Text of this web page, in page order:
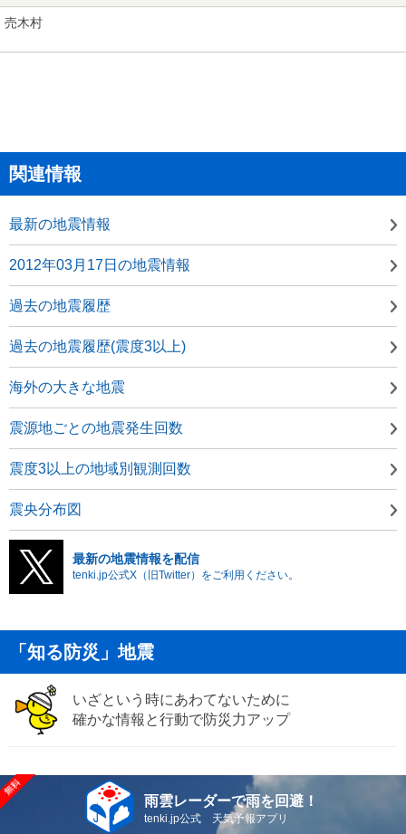
売木村
関連情報
最新の地震情報
2012年03月17日の地震情報
過去の地震履歴
過去の地震履歴(震度3以上)
海外の大きな地震
震源地ごとの地震発生回数
震度3以上の地域別観測回数
震央分布図
最新の地震情報を配信
tenki.jp公式X（旧Twitter）をご利用ください。
「知る防災」地震
いざという時にあわてないために
確かな情報と行動で防災力アップ
雨雲レーダーで雨を回避！
tenki.jp公式 天気予報アプリ